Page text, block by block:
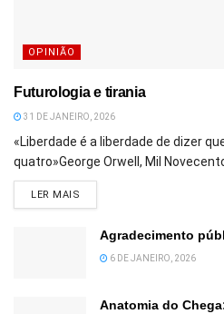
OPINIÃO
Futurologia e tirania
31 DE JANEIRO, 2026
«Liberdade é a liberdade de dizer
quatro»George Orwell, Mil
LER MAIS
Agradecimento
6 DE JANEIRO, 2026
Anatomia do